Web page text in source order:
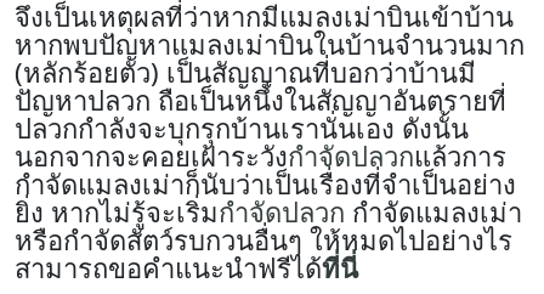
จึงเป็นเหตุผลที่ว่าหากมีแมลงเม่าบินเข้าบ้าน
หากพบปัญหาแมลงเม่าบินในบ้านจำนวนมาก
(หลักร้อยตัว) เป็นสัญญาณที่บอกว่าบ้านมี
ปัญหาปลวก ถือเป็นหนึ่งในสัญญาอันตรายที่
ปลวกกำลังจะบุกรุกบ้านเรานั่นเอง ดังนั้น
นอกจากจะคอยเฝ้าระวังกำจัดปลวกแล้วการ
กำจัดแมลงเม่าก็นับว่าเป็นเรื่องที่จำเป็นอย่าง
ยิ่ง หากไม่รู้จะเริ่มกำจัดปลวก กำจัดแมลงเม่า
หรือกำจัดสัตว์รบกวนอื่นๆ ให้หมดไปอย่างไร
สามารถขอคำแนะนำฟรีได้ที่นี่